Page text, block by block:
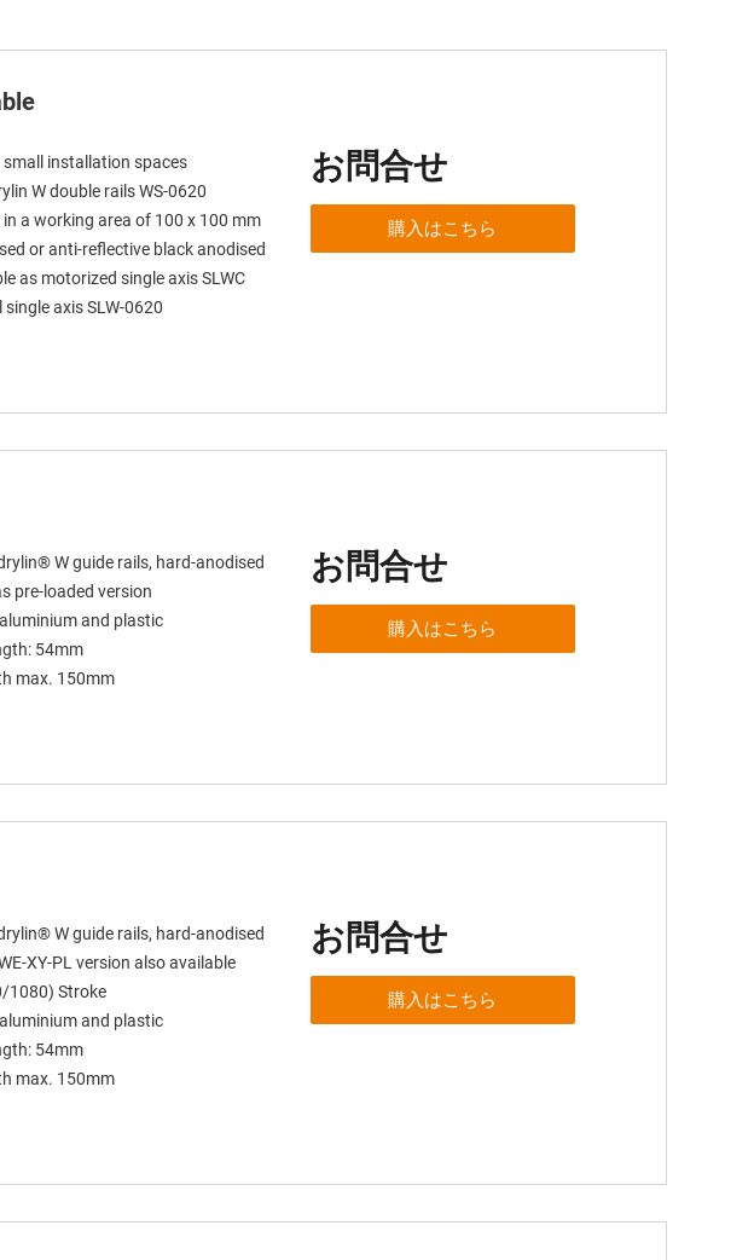
small installation spaces
W double rails WS-0620
a working area of 100 x 100 mm
or anti-reflective black anodised
as motorized single axis SLWC
axis SLW-0620
お問合せ
購入はこちら
W guide rails, hard-anodised
pre-loaded version
and plastic
54mm
max. 150mm
お問合せ
購入はこちら
W guide rails, hard-anodised
XY-PL version also available
1080) Stroke
and plastic
54mm
max. 150mm
お問合せ
購入はこちら